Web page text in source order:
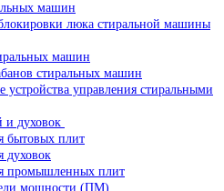
машин
люка стиральной машины
машин
стиральных машин
устройства управления стиральными
и духовок
бытовых плит
духовок
промышленных плит
мощности (ПМ)